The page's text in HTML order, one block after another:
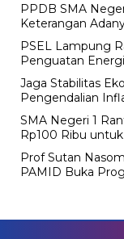
PPDB SMA
Keterangan
PSEL Lampung
Penguatan
Jaga Stabilitas
Pengendalian
SMA Negeri 1
Rp100 Ribu
Prof Sutan
PAMID Buka